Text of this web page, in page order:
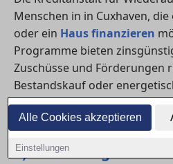
Alle Cookies akzeptieren
Einstellungen
Menschen in in Cuxhaven, die
oder ein Haus finanzieren
Programme bieten
Zuschüsse und Förderungen
Bestandskauf oder
frühzeitige Planung lohnt
mehrere Programme
1) Die wichtigsten